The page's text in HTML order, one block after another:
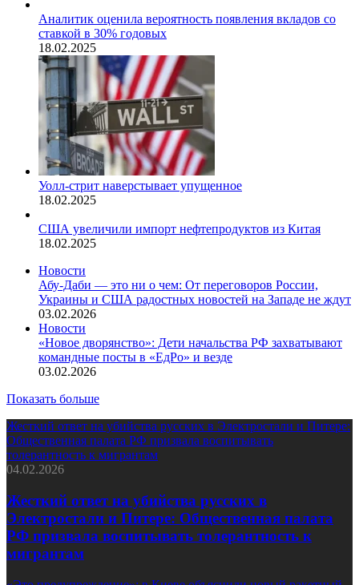
Аналитик оценила вероятность появления вкладов со
ставкой в 30% годовых
18.02.2025
Уолл-стрит наверстывает упущенное
18.02.2025
США увеличили импорт нефтепродуктов из Китая
18.02.2025
Новости
Абу-Даби — это ни о чем: От переговоров России,
Украины и США радостных новостей на Западе не ждут
03.02.2026
Новости
«Новое дворянство»: Дети начальства РФ захватывают
командные посты в «ЕдРо» и везде
03.02.2026
Показать больше
Жесткий ответ на убийства русских в Электростали и Питере:
Общественная палата РФ призвала воспитывать
толерантность к мигрантам
04.02.2026
Жесткий ответ на убийства русских в
Электростали и Питере: Общественная палата
РФ призвала воспитывать толерантность к
мигрантам